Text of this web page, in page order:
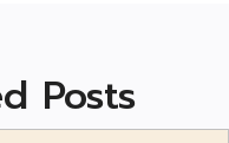
Posts